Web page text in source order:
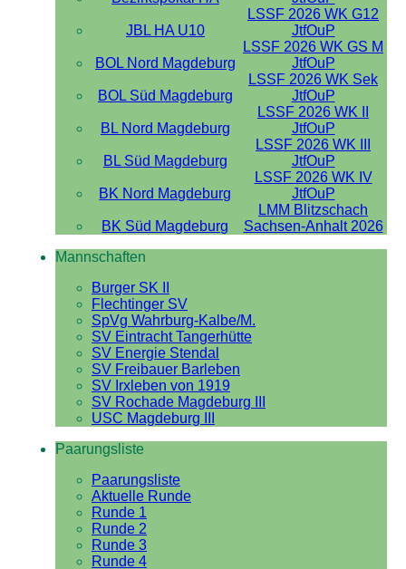
JBL HA U10
LSSF 2026 WK G12
JtfOuP
BOL Nord Magdeburg
LSSF 2026 WK GS M
JtfOuP
BOL Süd Magdeburg
LSSF 2026 WK Sek
JtfOuP
BL Nord Magdeburg
LSSF 2026 WK II
JtfOuP
BL Süd Magdeburg
LSSF 2026 WK III
JtfOuP
BK Nord Magdeburg
LSSF 2026 WK IV
JtfOuP
BK Süd Magdeburg
LMM Blitzschach
Sachsen-Anhalt 2026
Mannschaften
Burger SK II
Flechtinger SV
SpVg Wahrburg-Kalbe/M.
SV Eintracht Tangerhütte
SV Energie Stendal
SV Freibauer Barleben
SV Irxleben von 1919
SV Rochade Magdeburg III
USC Magdeburg III
Paarungsliste
Paarungsliste
Aktuelle Runde
Runde 1
Runde 2
Runde 3
Runde 4